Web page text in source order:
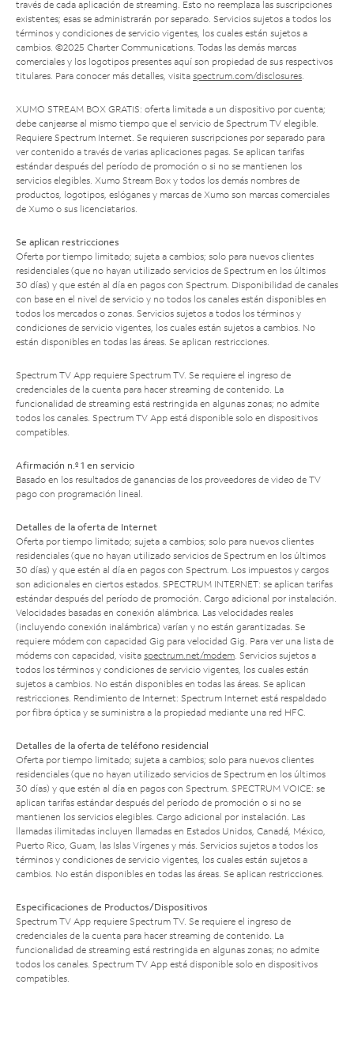
través de cada aplicación de streaming. Esto no reemplaza las suscripciones
existentes; esas se administrarán por separado. Servicios sujetos a todos los
términos y condiciones de servicio vigentes, los cuales están sujetos a
cambios. ©2025 Charter Communications. Todas las demás marcas
comerciales y los logotipos presentes aquí son propiedad de sus respectivos
titulares. Para conocer más detalles, visita spectrum.com/disclosures.
XUMO STREAM BOX GRATIS: oferta limitada a un dispositivo por cuenta;
debe canjearse al mismo tiempo que el servicio de Spectrum TV elegible.
Requiere Spectrum Internet. Se requieren suscripciones por separado para
ver contenido a través de varias aplicaciones pagas. Se aplican tarifas
estándar después del período de promoción o si no se mantienen los
servicios elegibles. Xumo Stream Box y todos los demás nombres de
productos, logotipos, eslóganes y marcas de Xumo son marcas comerciales
de Xumo o sus licenciatarios.
Se aplican restricciones
Oferta por tiempo limitado; sujeta a cambios; solo para nuevos clientes
residenciales (que no hayan utilizado servicios de Spectrum en los últimos
30 días) y que estén al día en pagos con Spectrum. Disponibilidad de canales
con base en el nivel de servicio y no todos los canales están disponibles en
todos los mercados o zonas. Servicios sujetos a todos los términos y
condiciones de servicio vigentes, los cuales están sujetos a cambios. No
están disponibles en todas las áreas. Se aplican restricciones.
Spectrum TV App requiere Spectrum TV. Se requiere el ingreso de
credenciales de la cuenta para hacer streaming de contenido. La
funcionalidad de streaming está restringida en algunas zonas; no admite
todos los canales. Spectrum TV App está disponible solo en dispositivos
compatibles.
Afirmación n.º 1 en servicio
Basado en los resultados de ganancias de los proveedores de video de TV
pago con programación lineal.
Detalles de la oferta de Internet
Oferta por tiempo limitado; sujeta a cambios; solo para nuevos clientes
residenciales (que no hayan utilizado servicios de Spectrum en los últimos
30 días) y que estén al día en pagos con Spectrum. Los impuestos y cargos
son adicionales en ciertos estados. SPECTRUM INTERNET: se aplican tarifas
estándar después del período de promoción. Cargo adicional por instalación.
Velocidades basadas en conexión alámbrica. Las velocidades reales
(incluyendo conexión inalámbrica) varían y no están garantizadas. Se
requiere módem con capacidad Gig para velocidad Gig. Para ver una lista de
módems con capacidad, visita spectrum.net/modem. Servicios sujetos a
todos los términos y condiciones de servicio vigentes, los cuales están
sujetos a cambios. No están disponibles en todas las áreas. Se aplican
restricciones. Rendimiento de Internet: Spectrum Internet está respaldado
por fibra óptica y se suministra a la propiedad mediante una red HFC.
Detalles de la oferta de teléfono residencial
Oferta por tiempo limitado; sujeta a cambios; solo para nuevos clientes
residenciales (que no hayan utilizado servicios de Spectrum en los últimos
30 días) y que estén al día en pagos con Spectrum. SPECTRUM VOICE: se
aplican tarifas estándar después del período de promoción o si no se
mantienen los servicios elegibles. Cargo adicional por instalación. Las
llamadas ilimitadas incluyen llamadas en Estados Unidos, Canadá, México,
Puerto Rico, Guam, las Islas Vírgenes y más. Servicios sujetos a todos los
términos y condiciones de servicio vigentes, los cuales están sujetos a
cambios. No están disponibles en todas las áreas. Se aplican restricciones.
Especificaciones de Productos/Dispositivos
Spectrum TV App requiere Spectrum TV. Se requiere el ingreso de
credenciales de la cuenta para hacer streaming de contenido. La
funcionalidad de streaming está restringida en algunas zonas; no admite
todos los canales. Spectrum TV App está disponible solo en dispositivos
compatibles.